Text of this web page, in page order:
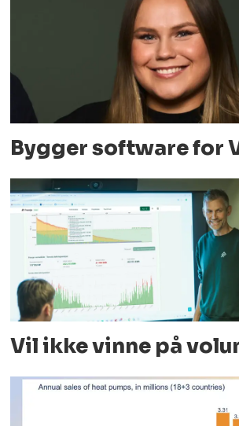
Bygger software for
Vil ikke vinne på